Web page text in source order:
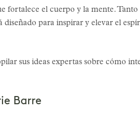
fortalece el cuerpo y la mente. Tanto
diseñado para inspirar y elevar el
sus ideas expertas sobre cómo
Barre